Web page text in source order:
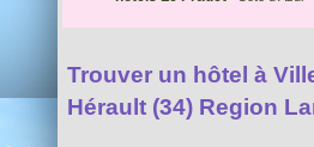
Trouver un hôtel à
Hérault (34) Region